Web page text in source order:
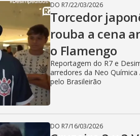
DO R7/22/03/2026
Torcedor
rouba a cena
o Flamengo
Reportagem do R7 e
arredores da Neo
pelo Brasileirão
DO R7/16/03/2026